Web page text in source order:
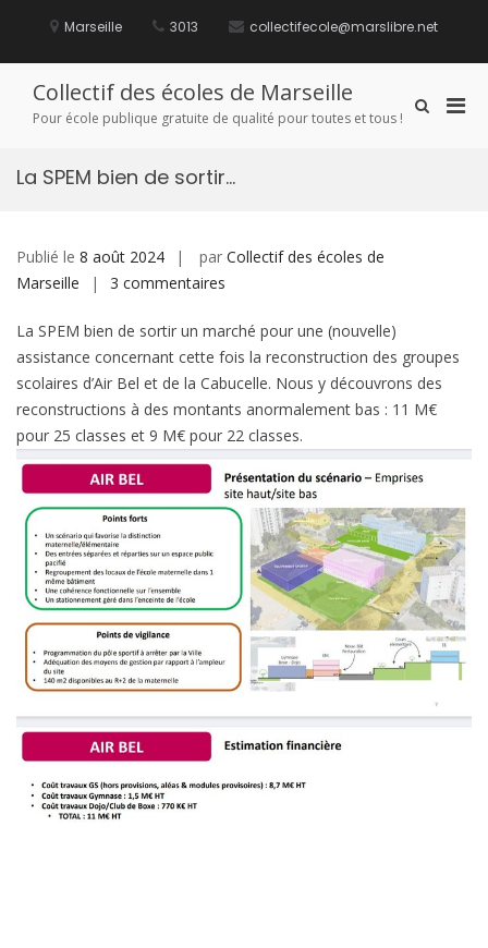
Marseille 3013 collectifecole@marslibre.net
Collectif des écoles de Marseille
Pour école publique gratuite de qualité pour toutes et tous !
Afficher
La SPEM bien de sortir…
Publié le 8 août 2024 par Collectif des écoles de
Marseille
3 commentaires
SPEM
bien
de
sortir…
La SPEM bien de sortir un marché pour une (nouvelle)
assistance concernant cette fois la reconstruction des groupes
scolaires d’Air Bel et de la Cabucelle. Nous y découvrons des
reconstructions à des montants anormalement bas : 11 M€
pour 25 classes et 9 M€ pour 22 classes.